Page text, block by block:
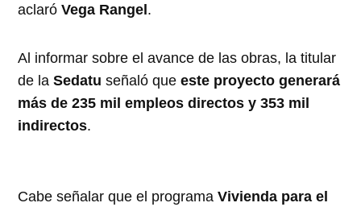
aclaróVega Rangel.
Al informar sobre el avance de las obras, la titular
de laSedatu señaló queeste proyecto generará
más de 235 mil empleos directos y 353 mil
indirectos.
Cabe señalar que el programaVivienda para el